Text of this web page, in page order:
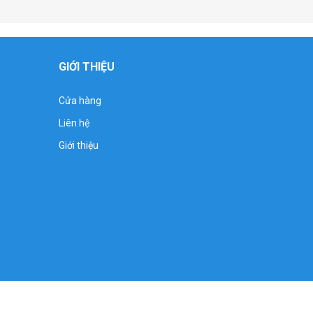
GIỚI THIỆU
Cửa hàng
Liên hệ
Giới thiệu